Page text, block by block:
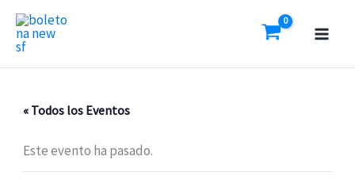
contenido
« Todos los Eventos
Este evento ha pasado.